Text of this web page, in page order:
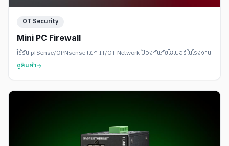
OT Security
Mini PC Firewall
ใช้รัน pfSense/OPNsense แยก IT/OT Network ป้องกันภัยไซเบอร์ในโรงงาน
ดูสินค้า